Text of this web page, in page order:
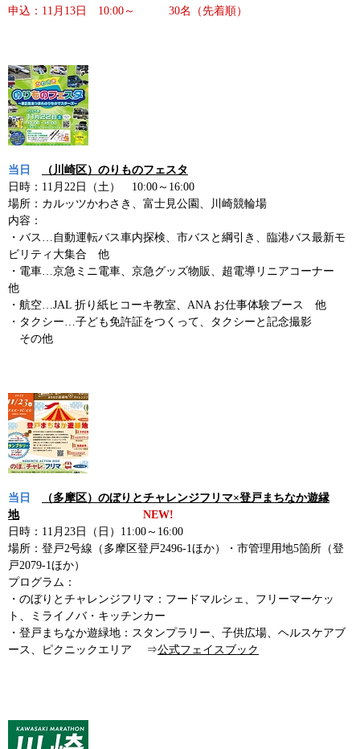
申込：11月13日 10:00～ 30名（先着順）
当日
（川崎区）のりものフェスタ
日時：11月22日（土） 10:00～16:00
場所：カルッツかわさき、富士見公園、川崎競輪場
内容：
・バス…自動運転バス車内探検、市バスと綱引き、臨港バス最新モ
ビリティ大集合 他
・電車…京急ミニ電車、京急グッズ物販、超電導リニアコーナー
他
・航空…JAL 折り紙ヒコーキ教室、ANA お仕事体験ブース 他
・タクシー…子ども免許証をつくって、タクシーと記念撮影
その他
当日
（多摩区）のぼりとチャレンジフリマ×登戸まちなか遊縁
地
NEW!
日時：11月23日（日）11:00～16:00
場所：登戸2号線（多摩区登戸2496-1ほか）・市管理用地5箇所（登
戸2079-1ほか）
プログラム：
・のぼりとチャレンジフリマ：フードマルシェ、フリーマーケッ
ト、ミライノバ・キッチンカー
・登戸まちなか遊緑地：スタンプラリー、子供広場、ヘルスケアブ
ース、ピクニックエリア ⇒公式フェイスブック